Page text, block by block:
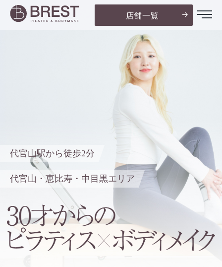
店舗一覧
代官山駅から徒歩2分
代官山・恵比寿・中目黒エリア